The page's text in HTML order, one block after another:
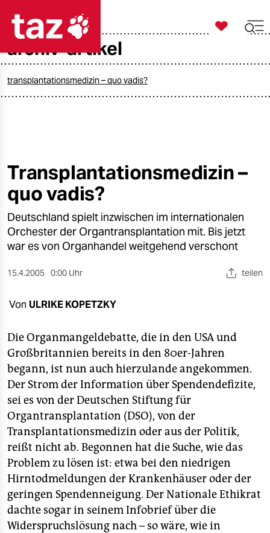
taz zahl ich
öko
gesellschaft
kultur
sport
berlin
nord
verlag
verlag
veranstaltungen
shop
fragen & hilfe
unterstützen
abo
genossenschaft

taz zahl ich
archiv-artikel
transplantationsmedizin – quo vadis?
Transplantationsmedizin –
quo vadis?
Deutschland spielt inzwischen im internationalen
Orchester der Organtransplantation mit. Bis jetzt
war es von Organhandel weitgehend verschont
15.4.2005 0:00 Uhr teilen
Von ULRIKE KOPETZKY
Die Organmangeldebatte, die in den USA und
Großbritannien bereits in den 80er-Jahren
begann, ist nun auch hierzulande angekommen.
Der Strom der Information über Spendendefizite,
sei es von der Deutschen Stiftung für
Organtransplantation (DSO), von der
Transplantationsmedizin oder aus der Politik,
reißt nicht ab. Begonnen hat die Suche, wie das
Problem zu lösen ist: etwa bei den niedrigen
Hirntodmeldungen der Krankenhäuser oder der
geringen Spendenneigung. Der Nationale Ethikrat
dachte sogar in seinem Infobrief über die
Widerspruchslösung nach – so wäre, wie in